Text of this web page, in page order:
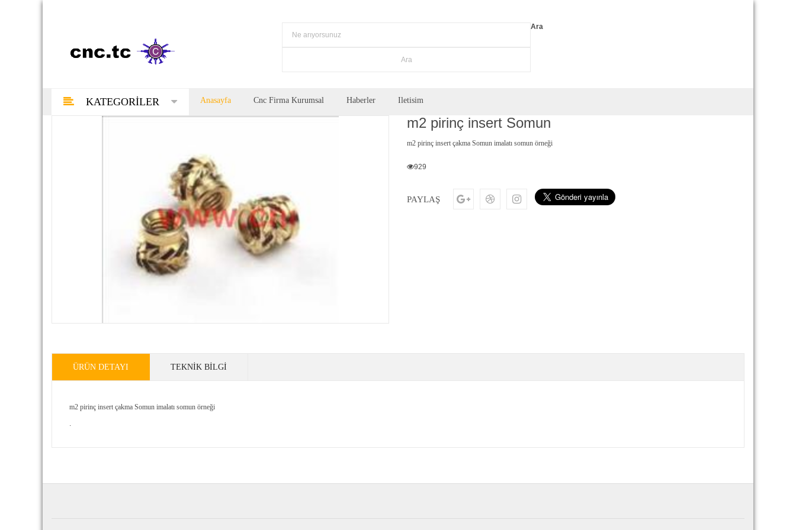
Ara
KATEGORILER Anasayfa Cnc Firma Kurumsal Haberler Iletisim
m2 pirinç insert Somun
m2 pirinç insert çakma Somun imalatı somun örneği
929
PAYLAŞ
ÜRÜN DETAYI TEKNIK BILGI
m2 pirinç insert çakma Somun imalatı somun örneği
.